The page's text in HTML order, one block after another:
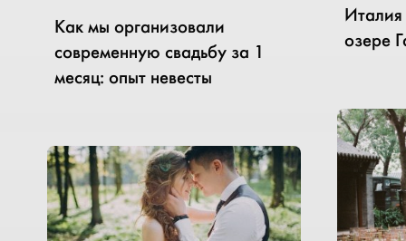
Как мы организовали
современную свадьбу за 1
месяц: опыт невесты
Италия
озере